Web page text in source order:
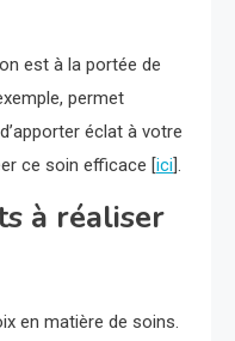
est à la portée de
permet
éclat à votre
ce soin efficace [ici].
à réaliser
en matière de soins.